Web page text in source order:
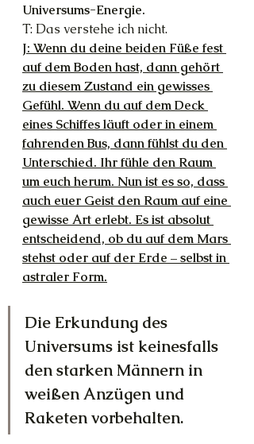
Universums-Energie.
T: Das verstehe ich nicht.
J: Wenn du deine beiden Füße fest
auf dem Boden hast, dann gehört
zu diesem Zustand ein gewisses
Gefühl. Wenn du auf dem Deck
eines Schiffes läuft oder in einem
fahrenden Bus, dann fühlst du den
Unterschied. Ihr fühle den Raum
um euch herum. Nun ist es so, dass
auch euer Geist den Raum auf eine
gewisse Art erlebt. Es ist absolut
entscheidend, ob du auf dem Mars
stehst oder auf der Erde – selbst in
astraler Form.
Die Erkundung des
Universums ist keinesfalls
den starken Männern in
weißen Anzügen und
Raketen vorbehalten.